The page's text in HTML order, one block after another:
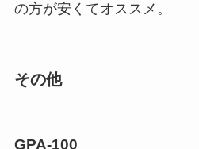
の方が安くてオススメ。
その他
GPA-100